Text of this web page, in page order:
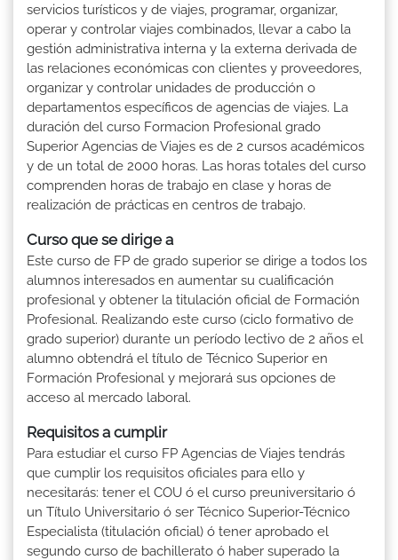
servicios turísticos y de viajes, programar, organizar,
operar y controlar viajes combinados, llevar a cabo la
gestión administrativa interna y la externa derivada de
las relaciones económicas con clientes y proveedores,
organizar y controlar unidades de producción o
departamentos específicos de agencias de viajes. La
duración del curso Formacion Profesional grado
Superior Agencias de Viajes es de 2 cursos académicos
y de un total de 2000 horas. Las horas totales del curso
comprenden horas de trabajo en clase y horas de
realización de prácticas en centros de trabajo.
Curso que se dirige a
Este curso de FP de grado superior se dirige a todos los
alumnos interesados en aumentar su cualificación
profesional y obtener la titulación oficial de Formación
Profesional. Realizando este curso (ciclo formativo de
grado superior) durante un período lectivo de 2 años el
alumno obtendrá el título de Técnico Superior en
Formación Profesional y mejorará sus opciones de
acceso al mercado laboral.
Requisitos a cumplir
Para estudiar el curso FP Agencias de Viajes tendrás
que cumplir los requisitos oficiales para ello y
necesitarás: tener el COU ó el curso preuniversitario ó
un Título Universitario ó ser Técnico Superior-Técnico
Especialista (titulación oficial) ó tener aprobado el
segundo curso de bachillerato ó haber superado la